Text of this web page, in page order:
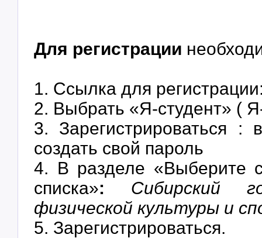
Для регистрации
1. Ссылка для
2. Выбрать «Я-студент» (
3. Зарегистрироваться
создать свой пароль
4. В разделе «Выберите
списка»: Сибирский
физической культуры и
5. Зарегистрироваться.